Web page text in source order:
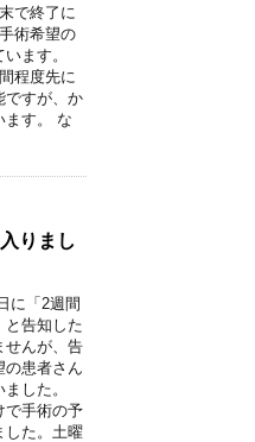
で終了に
術希望の
ます。
程度先に
ですが、か
ます。 な
りまし
に「2週間
と告知した
せんが、告
の患者さん
した。
で手術の予
した。土曜